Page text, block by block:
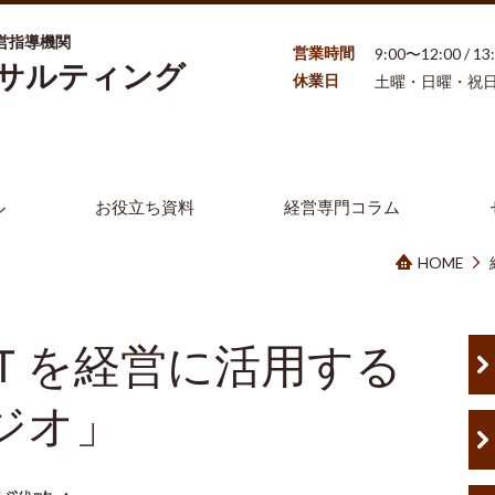
指導機関
ルティング
営業時間
9:00〜12:00 /
休業日
土曜・日曜・祝
お役立ち資料 経営専門コラム
HOME
を経営に活用する
オ」